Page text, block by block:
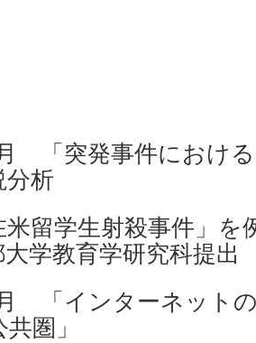
「突発事件におけ
析
米留学生射殺事件」を
学教育学研究科提出
「インターネット
圏」